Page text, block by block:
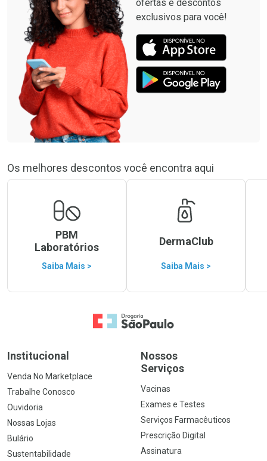
ofertas e descontos
exclusivos para você!
Os melhores descontos você encontra aqui
PBM
Laboratórios
Saiba Mais >
DermaClub
Saiba Mais >
Ir para a Home
Institucional
Venda No Marketplace
Trabalhe Conosco
Ouvidoria
Nossas Lojas
Bulário
Sustentabilidade
Nossos
Serviços
Vacinas
Exames e Testes
Serviços Farmacêuticos
Prescrição Digital
Assinatura